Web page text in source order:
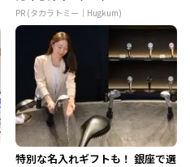
PR (タカラトミー｜Hugkum)
特別な名入れギフトも！ 銀座で選